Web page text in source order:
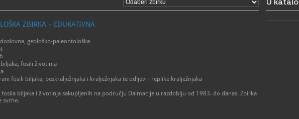
E
ZBIRKA – EDUKATIVNA
geološko-paleontološka
fosili životinja
fosili biljaka, beskralježnjaka i kralježnjaka te odljevi i replike kralježnjaka
biljaka i životinja sakupljenih na području Dalmacije u razdoblju od 1983. do danas. Zbirka
svrhe.